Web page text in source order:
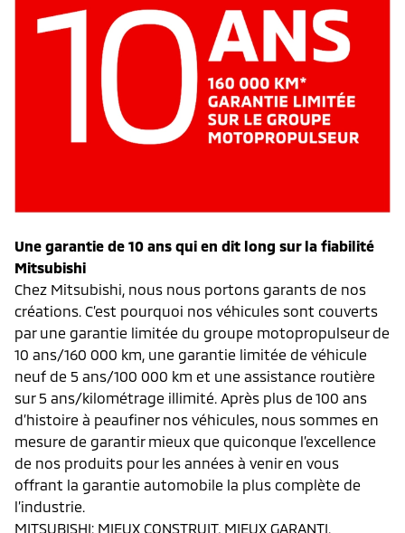
Une garantie de 10 ans qui en dit long sur la fiabilité
Mitsubishi
Chez Mitsubishi, nous nous portons garants de nos
créations. C’est pourquoi nos véhicules sont couverts
par une garantie limitée du groupe motopropulseur de
10 ans/160 000 km, une garantie limitée de véhicule
neuf de 5 ans/100 000 km et une assistance routière
sur 5 ans/kilométrage illimité. Après plus de 100 ans
d’histoire à peaufiner nos véhicules, nous sommes en
mesure de garantir mieux que quiconque l’excellence
de nos produits pour les années à venir en vous
offrant la garantie automobile la plus complète de
l’industrie.
MITSUBISHI: MIEUX CONSTRUIT, MIEUX GARANTI.